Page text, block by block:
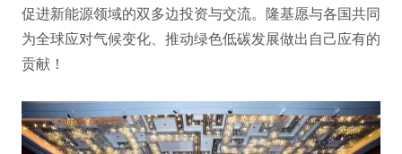
促进新能源领域的双多边投资与交流。隆基愿与各国共同
为全球应对气候变化、推动绿色低碳发展做出自己应有的
贡献！